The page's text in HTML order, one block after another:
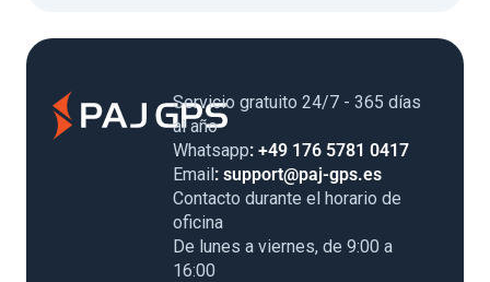
Servicio gratuito 24/7 - 365 días
al año
Whatsapp: +49 176 5781 0417
Email: support@paj-gps.es
Contacto durante el horario de
oficina
De lunes a viernes, de 9:00 a
16:00